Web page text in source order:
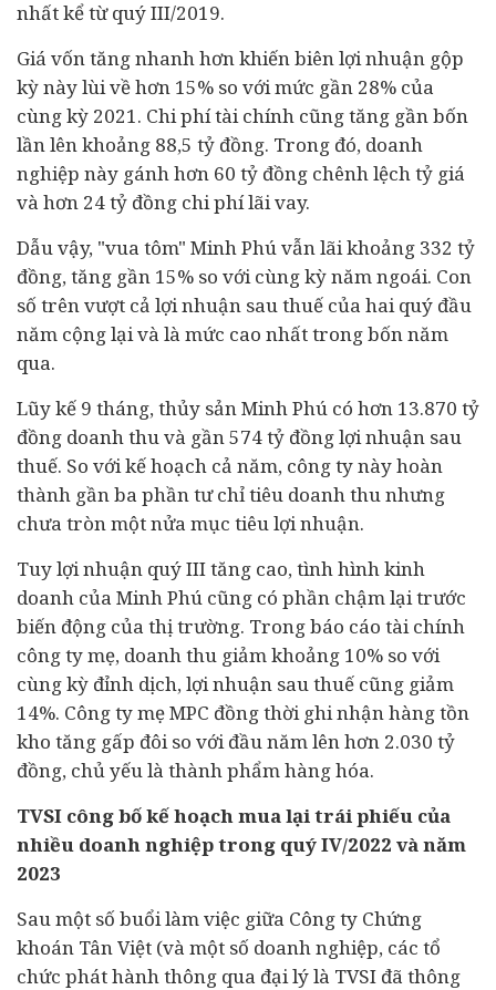
nhất kể từ quý III/2019.
Giá vốn tăng nhanh hơn khiến biên lợi nhuận gộp
kỳ này lùi về hơn 15% so với mức gần 28% của
cùng kỳ 2021. Chi phítài chính cũng tăng gần bốn
lần lên khoảng 88,5 tỷ đồng. Trong đó, doanh
nghiệp này gánh hơn 60 tỷ đồng chênh lệch tỷ giá
và hơn 24 tỷ đồng chi phí lãi vay.
Dẫu vậy, "vua tôm" Minh Phú vẫn lãi khoảng 332 tỷ
đồng, tăng gần 15% so với cùng kỳ năm ngoái. Con
số trên vượt cả lợi nhuận sau thuế của hai quý đầu
năm cộng lại và là mức cao nhất trong bốn năm
qua.
Lũy kế 9 tháng, thủy sản Minh Phú có hơn 13.870 tỷ
đồng doanh thu và gần 574 tỷ đồng lợi nhuận sau
thuế. So với kế hoạch cả năm, công ty này hoàn
thành gần ba phần tư chỉ tiêu doanh thu nhưng
chưa tròn một nửa mục tiêu lợi nhuận.
Tuy lợi nhuận quý III tăng cao, tình hình kinh
doanh của Minh Phú cũng có phần chậm lại trước
biến động của thị trường. Trong báo cáo tài chính
công ty mẹ, doanh thu giảm khoảng 10% so với
cùng kỳ đỉnh dịch, lợi nhuận sau thuế cũng giảm
14%. Công ty mẹ MPC đồng thời ghi nhận hàng tồn
kho tăng gấp đôi so với đầu năm lên hơn 2.030 tỷ
đồng, chủ yếu là thành phẩm hàng hóa.
TVSI công bố kế hoạch mua lại trái phiếu của
nhiều doanh nghiệp trong quý IV/2022 và năm
2023
Sau một số buổi làm việc giữa Công ty Chứng
khoán Tân Việt (và một số doanh nghiệp, các tổ
chức phát hành thông qua đại lý là TVSI đã thông